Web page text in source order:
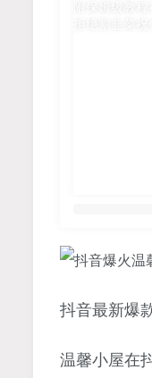
抖音最新爆
温馨小屋在